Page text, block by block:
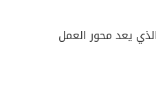
يعد محور العمل